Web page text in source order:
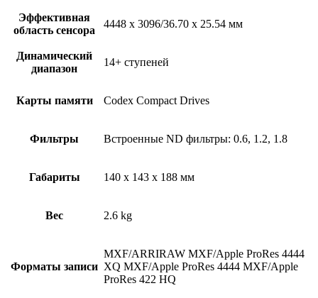
Эффективная
область сенсора
4448 x 3096/36.70 x 25.54 мм
Динамический
диапазон
14+ ступеней
Карты памяти Codex Compact Drives
Фильтры Встроенные ND фильтры: 0.6, 1.2, 1.8
Габариты 140 x 143 x 188 мм
Вес 2.6 kg
Форматы записи
MXF/ARRIRAW MXF/Apple ProRes 4444
XQ MXF/Apple ProRes 4444 MXF/Apple
ProRes 422 HQ